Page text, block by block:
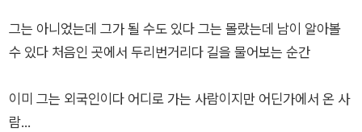
이 살도록 했다
_「추방」 부분
그는 아니었는데 그가 될 수도 있다 그는 몰랐는데 남이 알아볼
수 있다 처음인 곳에서 두리번거리다 길을 물어보는 순간
이미 그는 외국인이다 어디로 가는 사람이지만 어딘가에서 온 사
람